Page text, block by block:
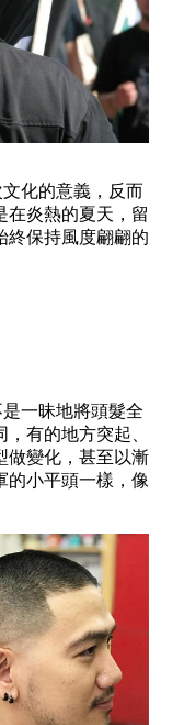
文化的意義，反而
在炎熱的夏天，留
終保持風度翩翩的
一昧地將頭髮全
有的地方突起、
做變化，甚至以漸
的小平頭一樣，像